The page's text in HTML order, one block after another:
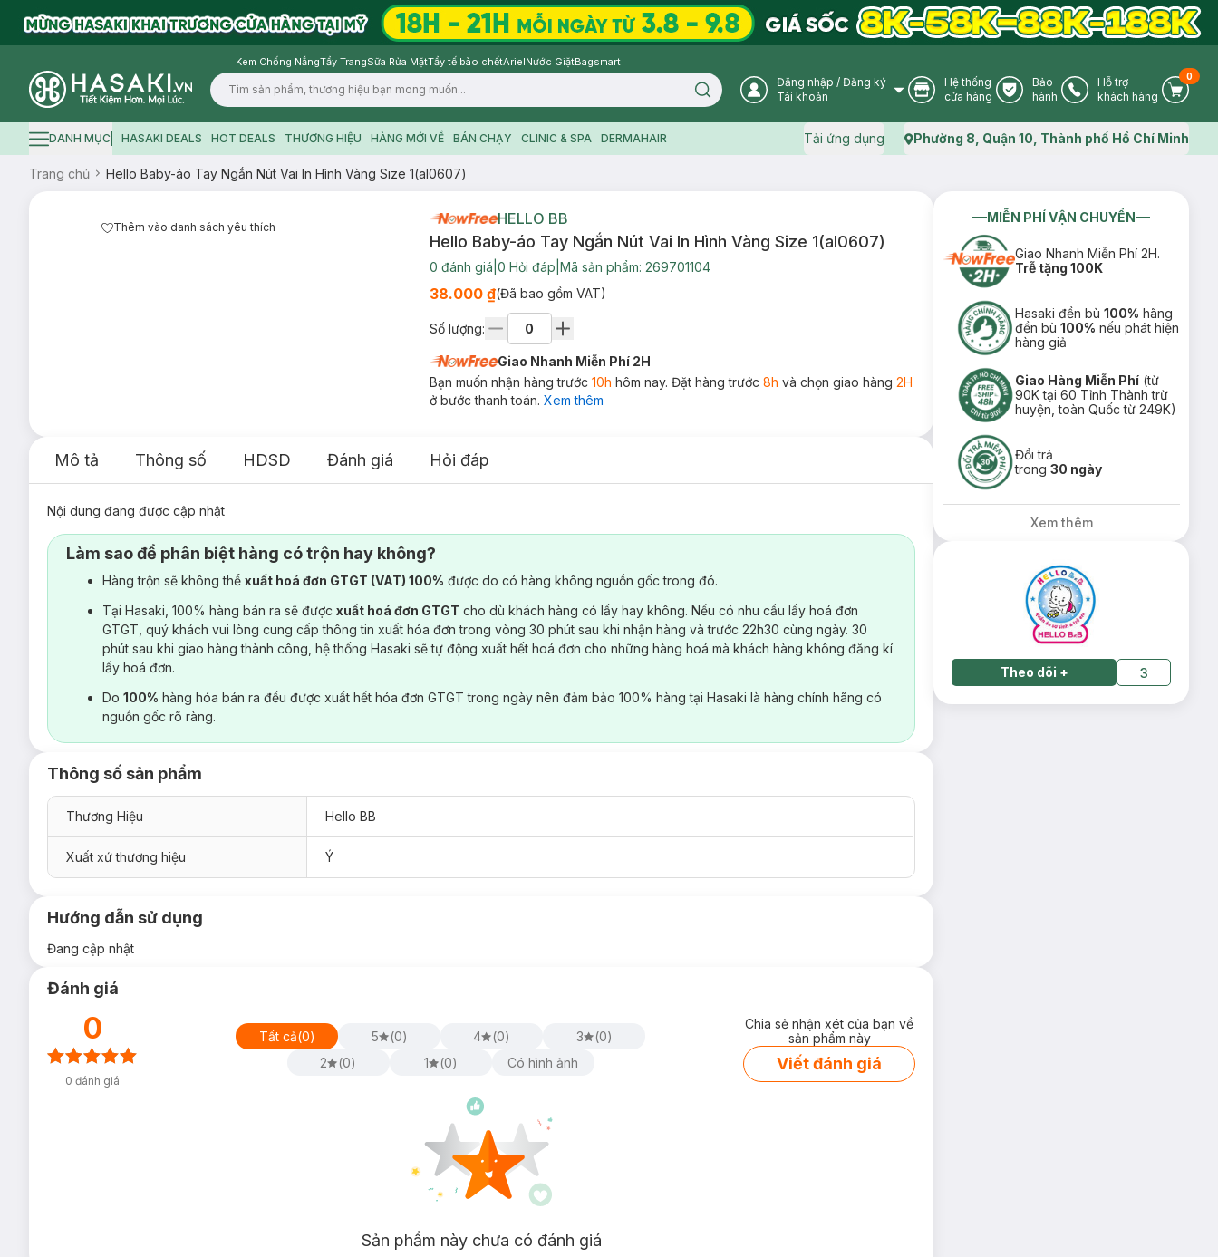
Kem Chống NắngTẩy TrangSữa Rửa MặtTẩy tế bào chếtArielNước GiặtBagsmart
Logo
Search icon User Icon
Đăng nhập / Đăng ký
Tài khoản
Store Icon
Hệ thống
cửa hàng
Warranty Icon
Bảo
hành
Phone Icon
Hỗ trợ
khách hàng
Cart
0
Hamburger icon
DANH MỤC HASAKI DEALS HOT DEALS THƯƠNG HIỆU HÀNG MỚI VỀ BÁN CHẠY CLINIC & SPA DERMAHAIR Tải ứng dụng Map icon
Phường 8, Quận 10, Thành phố Hồ Chí Minh
Trang chủ Hello Baby-áo Tay Ngắn Nút Vai In Hình Vàng Size 1(al0607)
Thêm vào danh sách yêu thích HELLO BB
Hello Baby-áo Tay Ngắn Nút Vai In Hình Vàng Size 1(al0607)
0 đánh giá 0 Hỏi đáp Mã sản phẩm: 269701104
38.000 ₫(Đã bao gồm VAT)
Số lượng:
Giao Nhanh Miễn Phí 2H
Bạn muốn nhận hàng trước 10h hôm nay. Đặt hàng trước 8h và chọn giao hàng 2H
ở bước thanh toán. Xem thêm
Mô tả Thông số HDSD Đánh giá Hỏi đáp
Nội dung đang được cập nhật
Làm sao để phân biệt hàng có trộn hay không?
Hàng trộn sẽ không thể xuất hoá đơn GTGT (VAT) 100% được do có hàng không nguồn gốc trong đó.
Tại Hasaki, 100% hàng bán ra sẽ được xuất hoá đơn GTGT cho dù khách hàng có lấy hay không. Nếu có nhu cầu lấy hoá đơn
GTGT, quý khách vui lòng cung cấp thông tin xuất hóa đơn trong vòng 30 phút sau khi nhận hàng và trước 22h30 cùng ngày. 30
phút sau khi giao hàng thành công, hệ thống Hasaki sẽ tự động xuất hết hoá đơn cho những hàng hoá mà khách hàng không đăng kí
lấy hoá đơn.
Do 100% hàng hóa bán ra đều được xuất hết hóa đơn GTGT trong ngày nên đảm bảo 100% hàng tại Hasaki là hàng chính hãng có
nguồn gốc rõ ràng.
Thông số sản phẩm
Thương Hiệu Hello BB
Xuất xứ thương hiệu Ý
Hướng dẫn sử dụng
Đang cập nhật
Đánh giá
0
0 đánh giá
Tất cả(0) 5 (0) 4 (0) 3 (0)
2
(0) 1 (0) Có hình ảnh
Chia sẻ nhận xét của bạn về
sản phẩm này
Viết đánh giá
Sản phẩm này chưa có đánh giá
MIỄN PHÍ VẬN CHUYỂN
Giao Nhanh Miễn Phí 2H.
Trễ tặng 100K
Hasaki đền bù100% hãng
đền bù100% nếu phát hiện
hàng giả
Giao Hàng Miễn Phí (từ
90K tại 60 Tỉnh Thành trừ
huyện, toàn Quốc từ 249K)
Đổi trả
trong30 ngày
Xem thêm
Theo dõi + 3